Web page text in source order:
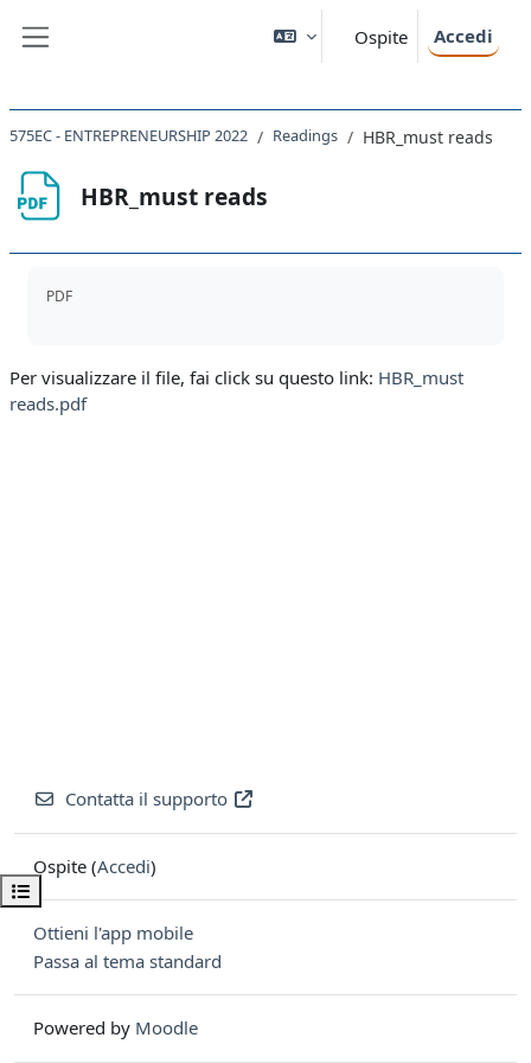
Ospite Accedi
Apri indice del corso
575EC - ENTREPRENEURSHIP 2022 Readings HBR_must reads
HBR_must reads
PDF
Per visualizzare il file, fai click su questo link: HBR_must
reads.pdf
Contatta il supporto
Ospite (Accedi)
Ottieni l'app mobile
Passa al tema standard
Powered by Moodle